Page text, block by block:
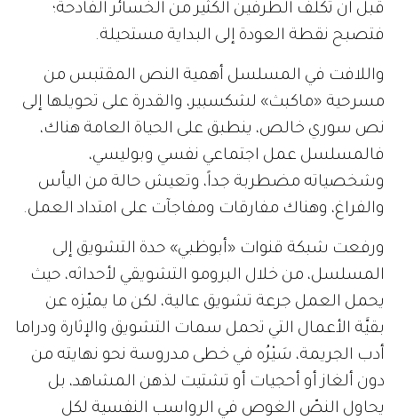
قبل أن تكلف الطرفين الكثير من الخسائر الفادحة؛
فتصبح نقطة العودة إلى البداية مستحيلة.
واللافت في المسلسل أهمية النص المقتبس من
مسرحية «ماكبث» لشكسبير، والقدرة على تحويلها إلى
نص سوري خالص، ينطبق على الحياة العامة هناك،
فالمسلسل عمل اجتماعي نفسي وبوليسي،
وشخصياته مضطربة جداً، وتعيش حالة من اليأس
والفراغ، وهناك مفارقات ومفاجآت على امتداد العمل.
ورفعت شبكة قنوات «أبوظبي» حدة التشويق إلى
المسلسل، من خلال البرومو التشويقي لأحداثه، حيث
يحمل العمل جرعة تشويق عالية، لكن ما يميّزه عن
بقيَّة الأعمال التي تحمل سمات التشويق والإثارة ودراما
أدب الجريمة، سَيْرُه في خطى مدروسة نحو نهايته من
دون ألغاز أو أحجيات أو تشتيت لذهن المشاهد، بل
يحاول النصّ الغوص في الرواسب النفسية لكل